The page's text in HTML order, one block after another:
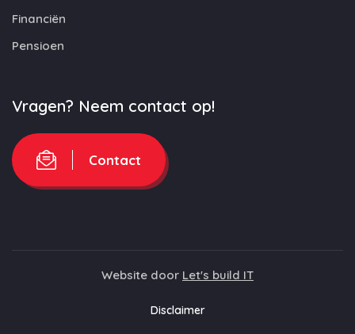
Financiën
Pensioen
Vragen? Neem contact op!
Contact
Website door Let's build IT
Disclaimer